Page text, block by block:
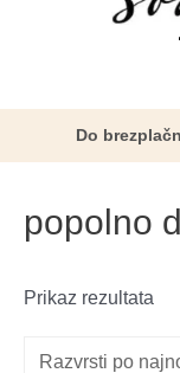
Do
popolno
Prikaz rezultata